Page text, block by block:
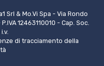
Srl & Mo.Vi Spa - Via Rondo
12463110010 - Cap. Soc.
di tracciamento della